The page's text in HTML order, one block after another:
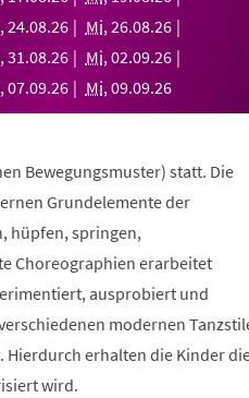
,24.08.26 Mi,26.08.26
,31.08.26 Mi,02.09.26
,07.09.26 Mi,09.09.26
Bewegungsmuster) statt. Die
Grundelemente der
hüpfen, springen,
Choreographien erarbeitet
ausprobiert und
modernen
Hierdurch erhalten die Kinder
wird.